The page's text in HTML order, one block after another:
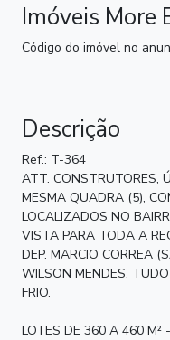
Imóveis More
Código do imóvel no
Descrição
Ref.: T-364
ATT. CONSTRUTORES,
MESMA QUADRA (5),
LOCALIZADOS NO
VISTA PARA TODA A
DEP. MARCIO CORREA
WILSON MENDES.
FRIO.
LOTES DE 360 A 460 M²